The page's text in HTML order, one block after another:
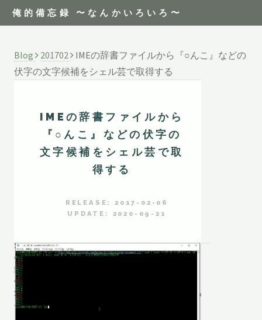
俺的備忘録 〜なんかいろいろ〜
Blog 201702
IMEの辞書ファイルから『○んこ』などの
伏字の文字候補をシェル芸で取得する
IMEの辞書ファイルから
『○んこ』などの伏字の
文字候補をシェル芸で取
得する
RELEASE: 2017-02-06
UPDATE: 2020-09-21